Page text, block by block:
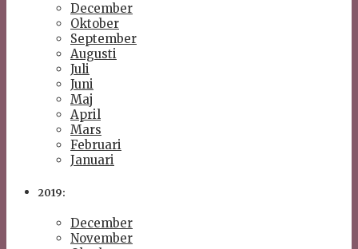
December
Oktober
September
Augusti
Juli
Juni
Maj
April
Mars
Februari
Januari
2019:
December
November